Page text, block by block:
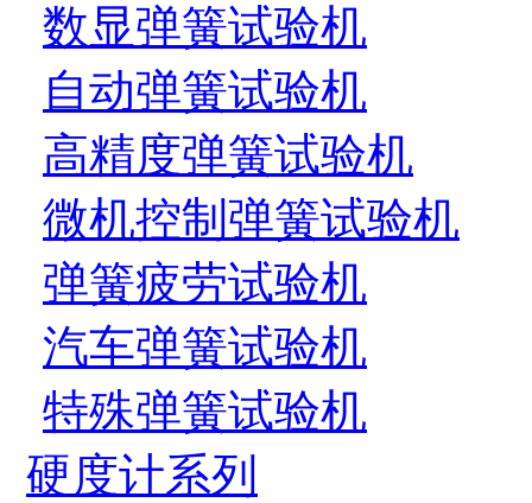
数显弹簧试验机
自动弹簧试验机
高精度弹簧试验机
微机控制弹簧试验机
弹簧疲劳试验机
汽车弹簧试验机
特殊弹簧试验机
硬度计系列